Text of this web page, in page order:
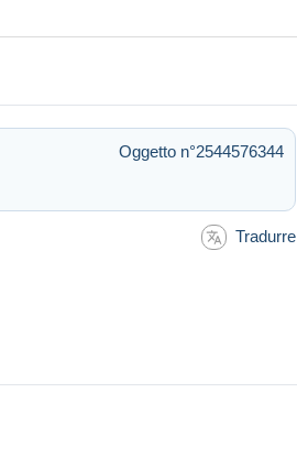
Oggetto n°2544576344
Tradurre